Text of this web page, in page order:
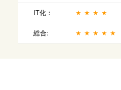
IT化： ★★★★
総合: ★★★★★